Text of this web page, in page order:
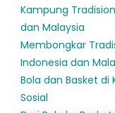
Kampung
dan Malaysia
Membongkar
Indonesia dan
Bola dan Basket
Sosial